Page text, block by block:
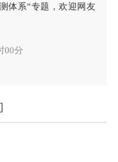
体系”专题，欢迎网友
00分